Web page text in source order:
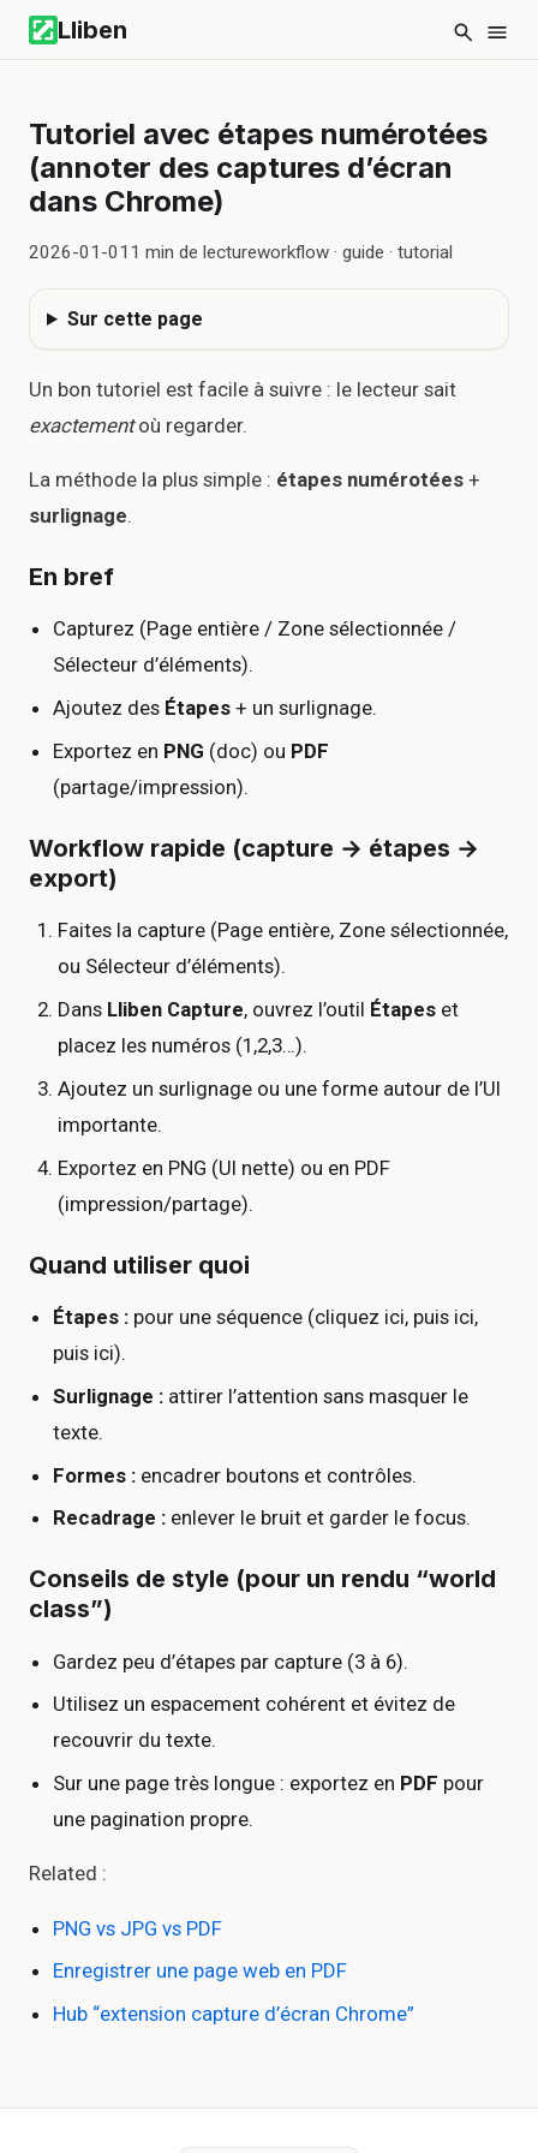
Lliben
Tutoriel avec étapes numérotées
(annoter des captures d’écran
dans Chrome)
2026-01-01 1 min de lectureworkflow · guide · tutorial
Sur cette page
Un bon tutoriel est facile à suivre : le lecteur sait
exactementoù regarder.
La méthode la plus simple : étapes numérotées +
surlignage.
En bref
Capturez (Page entière / Zone sélectionnée /
Sélecteur d’éléments).
Ajoutez des Étapes + un surlignage.
Exportez en PNG (doc) ou PDF
(partage/impression).
Workflow rapide (capture → étapes →
export)
Faites la capture (Page entière, Zone sélectionnée,
ou Sélecteur d’éléments).
Dans Lliben Capture, ouvrez l’outil Étapeset
placez les numéros (1,2,3…).
Ajoutez un surlignage ou une forme autour de l’UI
importante.
Exportez en PNG (UI nette) ou en PDF
(impression/partage).
Quand utiliser quoi
Étapes : pour une séquence (cliquez ici, puis ici,
puis ici).
Surlignage : attirer l’attention sans masquer le
texte.
Formes : encadrer boutons et contrôles.
Recadrage : enlever le bruit et garder le focus.
Conseils de style (pour un rendu “world
class”)
Gardez peu d’étapes par capture (3 à 6).
Utilisez un espacement cohérent et évitez de
recouvrir du texte.
Sur une page très longue : exportez en PDF pour
une pagination propre.
Related :
PNG vs JPG vs PDF
Enregistrer une page web en PDF
Hub “extension capture d’écran Chrome”